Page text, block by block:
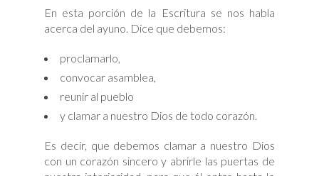
En esta porción de la Escritura se nos habla
acerca del ayuno. Dice que debemos:
proclamarlo,
convocar asamblea,
reunir al pueblo
y clamar a nuestro Dios de todo corazón.
Es decir, que debemos clamar a nuestro Dios
con un corazón sincero y abrirle las puertas de